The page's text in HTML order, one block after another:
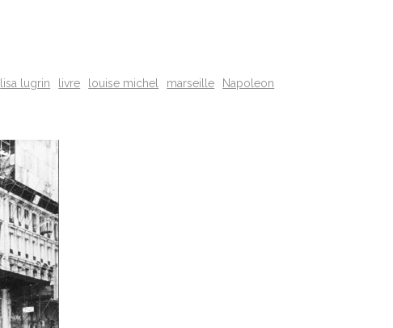
lisa lugrin livre louise michel marseille
Napoleon